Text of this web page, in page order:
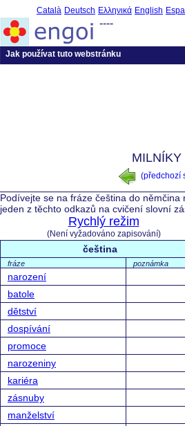
Català Deutsch Ελληνικά English
----
Jak používat tuto webstránku
(předchozí
Podívejte se na fráze čeština do
jeden z těchto odkazů na cvičení slovní
Rychlý režim
(Není vyžadováno zapisování)
čeština
fráze poznámka
narození
batole
dětství
dospívání
promoce
narozeniny
kariéra
zásnuby
manželství